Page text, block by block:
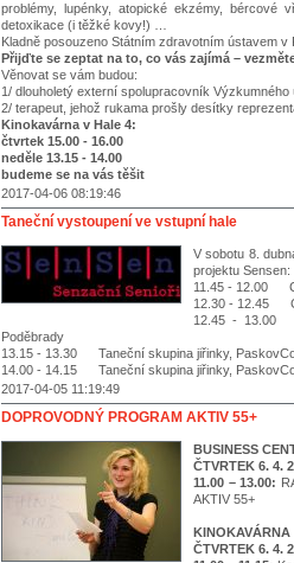
problémy, lupénky, atopické ekzémy, bércové
detoxikace (i těžké kovy!) …
Kladně posouzeno Státním zdravotním ústavem
Přijďte se zeptat na to, co vás zajímá –
Věnovat se vám budou:
1/ dlouholetý externí spolupracovník
2/ terapeut, jehož rukama prošly desítky
Kinokavárna v Hale 4:
čtvrtek 15.00 - 16.00
neděle 13.15 - 14.00
budeme se na vás těšit
2017-04-06 08:19:46
Taneční vystoupení ve vstupní hale
V sobotu 8.
projektu Sensen:
11.45 - 12.00
12.30 - 12.45
12.45 - 13.00
Poděbrady
13.15 - 13.30 Taneční skupina jiřinky,
14.00 - 14.15 Taneční skupina jiřinky,
2017-04-05 11:19:49
DOPROVODNÝ PROGRAM AKTIV 55+
BUSINESS
ČTVRTEK 6. 4.
11.00 – 13.00:
AKTIV 55+
KINOKAVÁRNA
ČTVRTEK 6. 4.